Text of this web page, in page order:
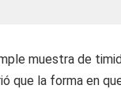
muestra de
que la forma en